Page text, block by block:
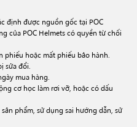
định được nguồn gốc tại POC
của POC Helmets có quyền từ chối
phiếu hoặc mất phiếu bảo hành.
sửa đổi.
mua hàng.
cơ học làm rơi vỡ, hoặc có dấu
phẩm, sử dụng sai hướng dẫn, sử